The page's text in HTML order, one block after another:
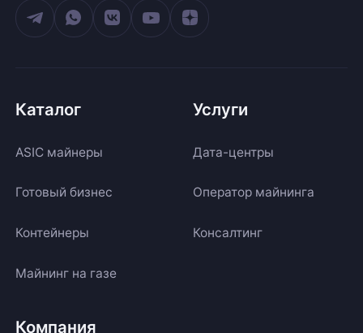
Каталог
ASIC майнеры
Готовый бизнес
Контейнеры
Майнинг на газе
Услуги
Дата-центры
Оператор майнинга
Консалтинг
Компания